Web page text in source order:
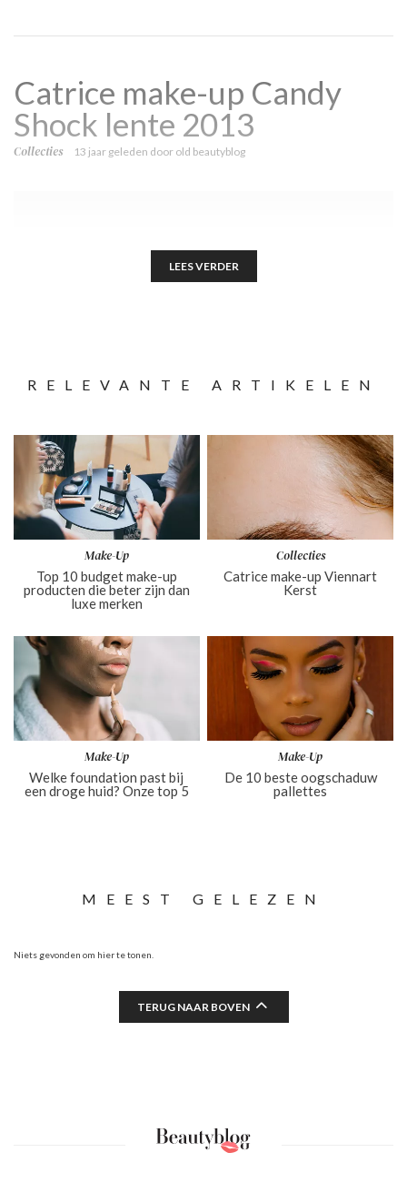
Catrice make-up Candy
Shock lente 2013
Collecties 13 jaar geleden door old beautyblog
LEES VERDER
RELEVANTE ARTIKELEN
Make-Up
Top 10 budget make-up
producten die beter zijn dan
luxe merken
Collecties
Catrice make-up Viennart
Kerst
Make-Up
Welke foundation past bij
een droge huid? Onze top 5
Make-Up
De 10 beste oogschaduw
pallettes
MEEST GELEZEN
Niets gevonden om hier te tonen.
TERUG NAAR BOVEN